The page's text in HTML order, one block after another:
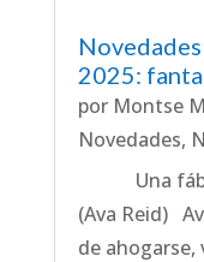
2025:
por Montse
Novedades,
Una
(Ava Reid)
de ahogarse,